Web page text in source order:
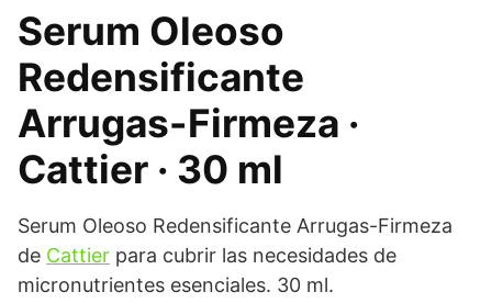
Serum Oleoso
Redensificante
Arrugas-Firmeza ·
Cattier · 30 ml
Serum Oleoso Redensificante Arrugas-Firmeza
de Cattier para cubrir las necesidades de
micronutrientes esenciales. 30 ml.